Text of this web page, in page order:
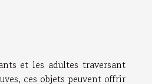
et les adultes traversant
ces objets peuvent offrir